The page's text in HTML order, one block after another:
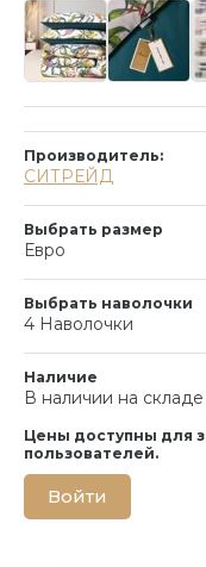
Производитель:
СИТРЕЙД
Выбрать размер
Евро
Выбрать наволочки
4 Наволочки
Наличие
В наличии на складе
Цены доступны для
пользователей.
Войти